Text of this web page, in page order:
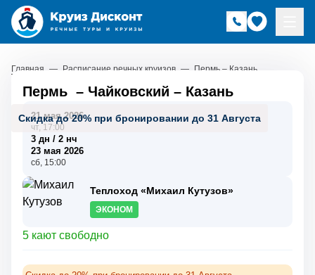
Главная — Расписание речных круизов — Пермь – Казань
Скидка до 20% при бронировании до 31 Августа
Пермь – Чайковский – Казань
21 мая 2026
чт, 17:00
3 дн / 2 нч
23 мая 2026
сб, 15:00
Теплоход «Михаил Кутузов»
ЭКОНОМ
5 кают свободно